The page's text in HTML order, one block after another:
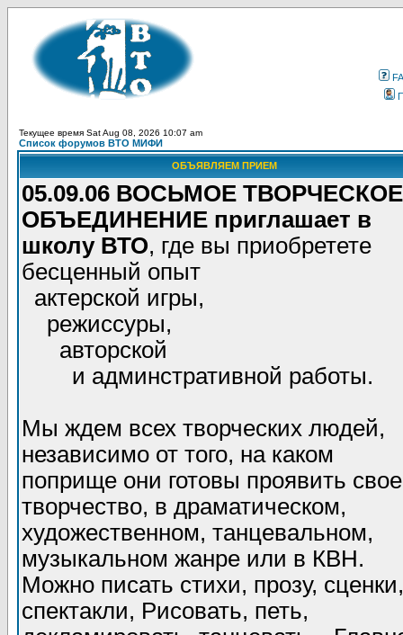
Текущее время Sat Aug 08, 2026 10:07 am
Список форумов ВТО МИФИ
ОБЪЯВЛЯЕМ ПРИЕМ
05.09.06 ВОСЬМОЕ ТВОРЧЕСКОЕ
ОБЪЕДИНЕНИЕ приглашает в
школу ВТО, где вы приобретете
бесценный опыт
актерской игры,
режиссуры,
авторской
и админстративной работы.
Мы ждем всех творческих людей,
независимо от того, на каком
поприще они готовы проявить свое
творчество, в драматическом,
художественном, танцевальном,
музыкальном жанре или в КВН.
Можно писать стихи, прозу, сценки,
спектакли, Рисовать, петь,